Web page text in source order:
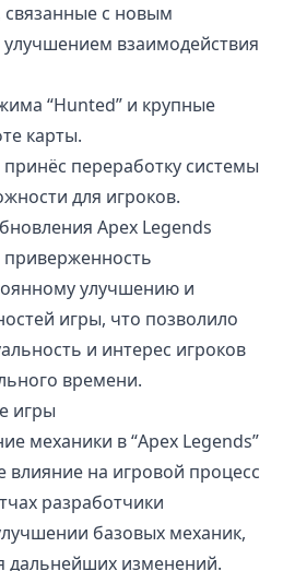
с новым
взаимодействия
“Hunted” и крупные
карты.
переработку системы
для игроков.
Apex Legends
улучшению и
игры, что позволило
и интерес игроков
времени.
игры
механики в “Apex Legends”
влияние на игровой процесс
разработчики
базовых механик,
дальнейших изменений.